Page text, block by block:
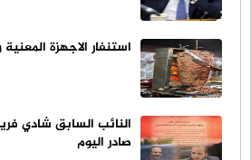
استنفار الاجهزة
النائب السابق شادي
صادر اليوم